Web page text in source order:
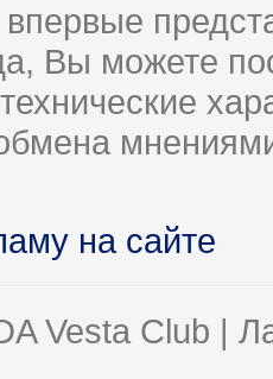
Вы можете
на сайте
Vesta Club |